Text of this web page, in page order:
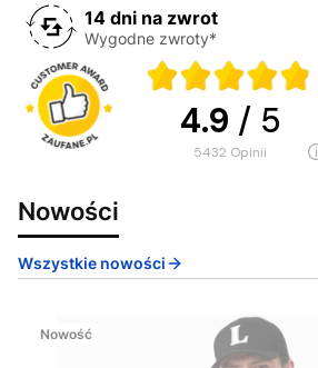
14 dni na zwrot
Wygodne zwroty*
4.9 / 5
5432 opinii
Nowości
Wszystkie nowości
Nowość